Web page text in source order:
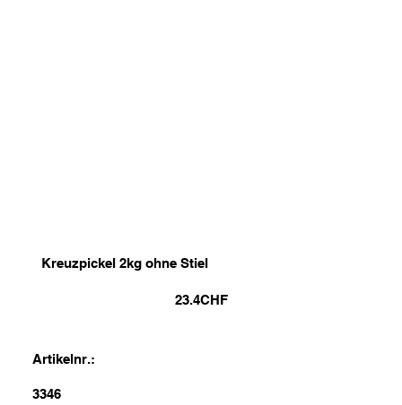
Kreuzpickel 2kg ohne Stiel
23.4CHF
Artikelnr.:
3346